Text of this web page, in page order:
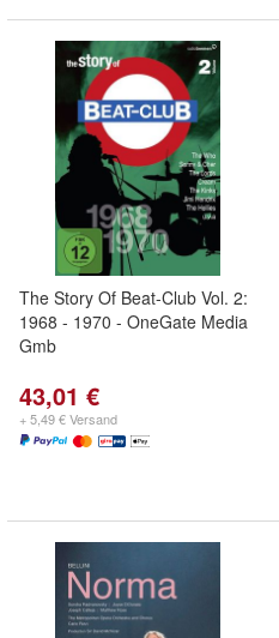
The Story Of Beat-Club Vol. 2:
1968 - 1970 - OneGate Media
Gmb
43,01 €
+ 5,49 € Versand